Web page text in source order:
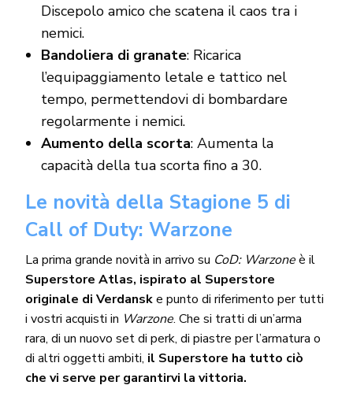
Discepolo amico che scatena il caos tra i
nemici.
Bandoliera di granate: Ricarica
l’equipaggiamento letale e tattico nel
tempo, permettendovi di bombardare
regolarmente i nemici.
Aumento della scorta: Aumenta la
capacità della tua scorta fino a 30.
Le novità della Stagione 5 di
Call of Duty: Warzone
La prima grande novità in arrivo su CoD: Warzoneè il
Superstore Atlas, ispirato al Superstore
originale di Verdanske punto di riferimento per tutti
i vostri acquisti in Warzone. Che si tratti di un’arma
rara, di un nuovo set di perk, di piastre per l’armatura o
di altri oggetti ambiti, il Superstore ha tutto ciò
che vi serve per garantirvi la vittoria.